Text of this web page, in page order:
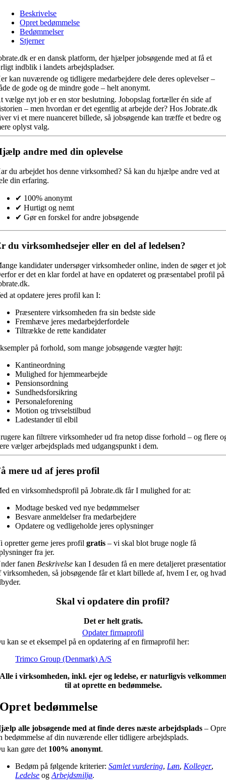
Beskrivelse
Opret bedømmelse
Bedømmelser
Stjerner
er en dansk platform, der hjælper jobsøgende med at få et
indblik i landets arbejdspladser.
kan nuværende og tidligere medarbejdere dele deres oplevelser –
de gode og de mindre gode – helt anonymt.
vælge nyt job er en stor beslutning. Jobopslag fortæller én side af
– men hvordan er det egentlig at arbejde der? Hos Jobrate.dk
vi et mere nuanceret billede, så jobsøgende kan træffe et bedre og
oplyst valg.
andre med din oplevelse
du arbejdet hos denne virksomhed? Så kan du hjælpe andre ved at
din erfaring.
✔ 100% anonymt
✔ Hurtigt og nemt
✔ Gør en forskel for andre jobsøgende
du virksomhedsejer eller en del af ledelsen?
kandidater undersøger virksomheder online, inden de søger et
er det en klar fordel at have en opdateret og præsentabel profil på
at opdatere jeres profil kan I:
Præsentere virksomheden fra sin bedste side
Fremhæve jeres medarbejderfordele
Tiltrække de rette kandidater
på forhold, som mange jobsøgende vægter højt:
Kantineordning
Mulighed for hjemmearbejde
Pensionsordning
Sundhedsforsikring
Personaleforening
Motion og trivselstilbud
Ladestander til elbil
kan filtrere virksomheder ud fra netop disse forhold – og flere
vælger arbejdsplads med udgangspunkt i dem.
mere ud af jeres profil
en virksomhedsprofil på Jobrate.dk får I mulighed for at:
Modtage besked ved nye bedømmelser
Besvare anmeldelser fra medarbejdere
Opdatere og vedligeholde jeres oplysninger
opretter gerne jeres profilgratis – vi skal blot bruge nogle få
fra jer.
fanen Beskrivelse kan I desuden få en mere detaljeret
virksomheden, så jobsøgende får et klart billede af, hvem I er, og
Skal vi opdatere din profil?
Det er helt gratis.
Opdater firmaprofil
kan se et eksempel på en opdatering af en firmaprofil her:
Trimco Group (Denmark) A/S
i virksomheden, inkl. ejer og ledelse, er naturligvis
til at oprette en bedømmelse.
Opret bedømmelse
alle jobsøgende med at finde deres næste arbejdsplads –
bedømmelse af din nuværende eller tidligere arbejdsplads.
kan gøre det 100% anonymt.
Bedøm på følgende kriterier:Samlet vurdering, Løn, Kolleger,
Ledelse ogArbejdsmiljø.